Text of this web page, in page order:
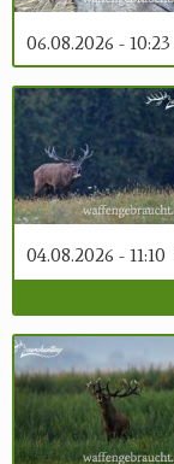
06.08.2026 - 10:23
04.08.2026 - 11:10